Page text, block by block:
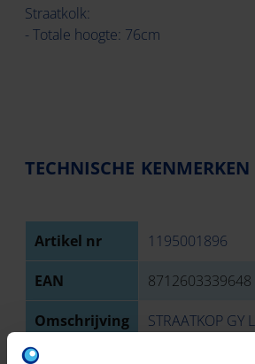
Straatkolk:
- Totale hoogte: 76cm
TECHNISCHE KENMERKEN
Artikel nr 1195001896
EAN 8712603339648
Omschrijving STRAATKOP GY